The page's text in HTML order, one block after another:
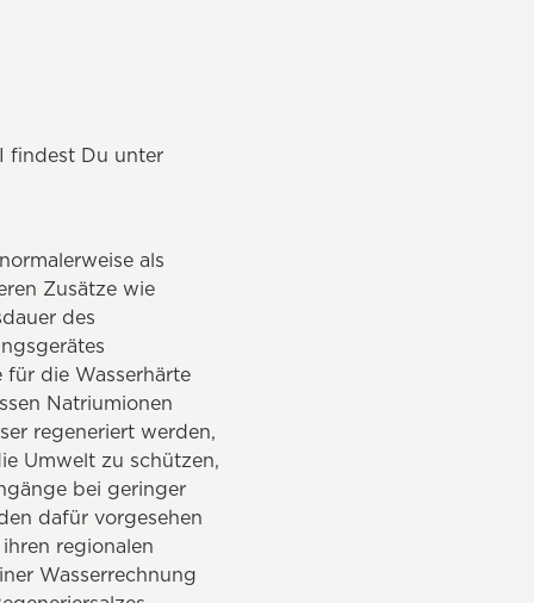
findest Du unter
als
Zusätze wie
des
für die Wasserhärte
Natriumionen
regeneriert werden,
Umwelt zu schützen,
bei geringer
dafür vorgesehen
regionalen
Wasserrechnung